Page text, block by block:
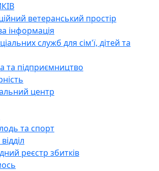
ветеранський простір
інформація
служб для сім'ї, дітей та
та підприємництво
центр
та спорт
реєстр збитків